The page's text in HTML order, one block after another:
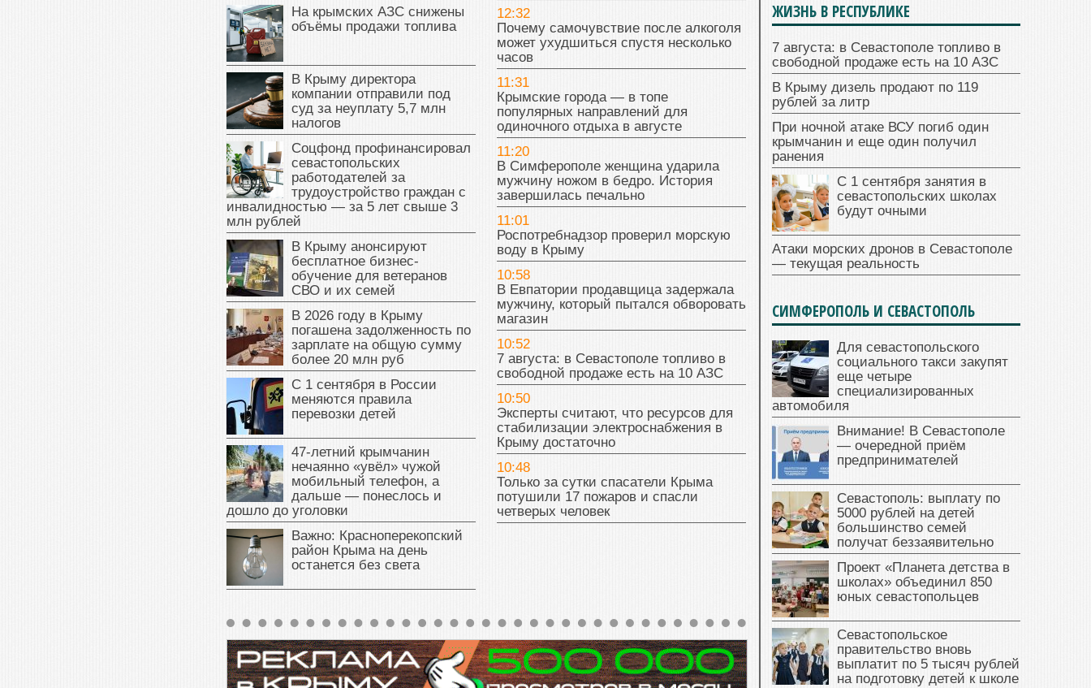
На крымских АЗС снижены
объёмы продажи топлива
В Крыму директора
компании отправили под
суд за неуплату 5,7 млн
налогов
Соцфонд профинансировал
севастопольских
работодателей за
трудоустройство граждан с
инвалидностью — за 5 лет свыше 3
млн рублей
В Крыму анонсируют
бесплатное бизнес-
обучение для ветеранов
СВО и их семей
В 2026 году в Крыму
погашена задолженность по
зарплате на общую сумму
более 20 млн руб
С 1 сентября в России
меняются правила
перевозки детей
47‑летний крымчанин
нечаянно «увёл» чужой
мобильный телефон, а
дальше — понеслось и
дошло до уголовки
Важно: Красноперекопский
район Крыма на день
останется без света
12:32
Почему самочувствие после алкоголя
может ухудшиться спустя несколько
часов
11:31
Крымские города — в топе
популярных направлений для
одиночного отдыха в августе
11:20
В Симферополе женщина ударила
мужчину ножом в бедро. История
завершилась печально
11:01
Роспотребнадзор проверил морскую
воду в Крыму
10:58
В Евпатории продавщица задержала
мужчину, который пытался обворовать
магазин
10:52
7 августа: в Севастополе топливо в
свободной продаже есть на 10 АЗС
10:50
Эксперты считают, что ресурсов для
стабилизации электроснабжения в
Крыму достаточно
10:48
Только за сутки спасатели Крыма
потушили 17 пожаров и спасли
четверых человек
ЖИЗНЬ В РЕСПУБЛИКЕ
7 августа: в Севастополе топливо в
свободной продаже есть на 10 АЗС
В Крыму дизель продают по 119
рублей за литр
При ночной атаке ВСУ погиб один
крымчанин и еще один получил
ранения
С 1 сентября занятия в
севастопольских школах
будут очными
Атаки морских дронов в Севастополе
— текущая реальность
СИМФЕРОПОЛЬ И СЕВАСТОПОЛЬ
Для севастопольского
социального такси закупят
еще четыре
специализированных
автомобиля
Внимание! В Севастополе
— очередной приём
предпринимателей
Севастополь: выплату по
5000 рублей на детей
большинство семей
получат беззаявительно
Проект «Планета детства в
школах» объединил 850
юных севастопольцев
Севастопольское
правительство вновь
выплатит по 5 тысяч рублей
на подготовку детей к школе